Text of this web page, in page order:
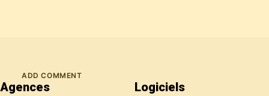
ADD COMMENT
Agences Logiciels